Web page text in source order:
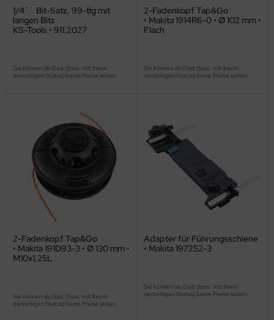
1/4`` Bit-Satz, 99-tlg mit
langen Bits
KS-Tools • 911.2027
Sie können als Gast (bzw. mit Ihrem
derzeitigen Status) keine Preise sehen.
2-Fadenkopf Tap&Go
• Makita 1914R6-0 • Ø 102 mm •
Flach
Sie können als Gast (bzw. mit Ihrem
derzeitigen Status) keine Preise sehen.
2-Fadenkopf Tap&Go
• Makita 191D93-3 • Ø 130 mm •
M10x1,25L
Sie können als Gast (bzw. mit Ihrem
derzeitigen Status) keine Preise sehen.
Adapter für Führungsschiene
• Makita 197252-3
Sie können als Gast (bzw. mit Ihrem
derzeitigen Status) keine Preise sehen.